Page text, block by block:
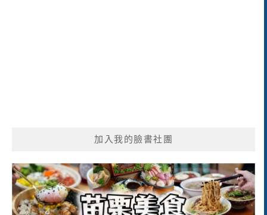
加入我的臉書社團